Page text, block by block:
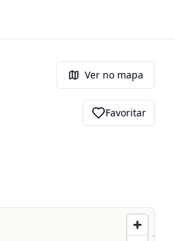
Ver no mapa
Favoritar